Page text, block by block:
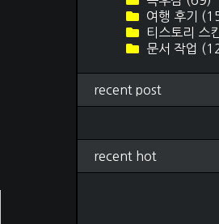
여행 후기
티스토리 스
문서 작업
recent post
recent hot